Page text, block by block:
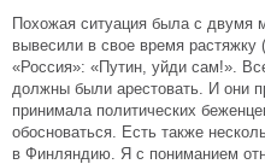
Похожая ситуация была с
вывесили в свое время растяжку
«Россия»: «Путин, уйди сам!».
должны были арестовать. И они
принимала политических
обосноваться. Есть также
в Финляндию. Я с пониманием